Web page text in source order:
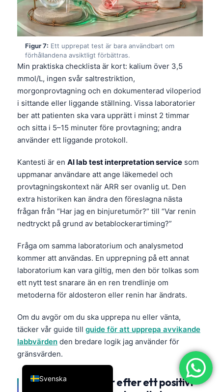
Figur 7: Ett upprepat test är bara användbart om
förhållandena avsiktligt förbättras.
Min praktiska checklista är kort: kalium över 3,5
mmol/L, ingen svår saltrestriktion,
morgonprovtagning och en dokumenterad viloperiod
i sittande eller liggande ställning. Vissa laboratorier
ber att patienten ska vara upprätt i minst 2 timmar
och sitta i 5–15 minuter före provtagning; andra
använder ett liggande protokoll.
Kantesti är en AI lab test interpretation service som
uppmanar användare att ange läkemedel och
provtagningskontext när ARR ser ovanlig ut. Den
extra historiken kan ändra den föreslagna nästa
frågan från “Har jag en binjuretumör?” till “Var renin
nedtryckt på grund av betablockerartiming?”
Fråga om samma laboratorium och analysmetod
kommer att användas. En upprepning på ett annat
laboratorium kan vara giltig, men den bör tolkas som
ett nytt test snarare än en ren trendlinje om
metoderna för aldosteron eller renin har ändrats.
Om du avgör om du ska upprepa nu eller vänta,
täcker vår guide till guide för att upprepa avvikande
labbvärden den bredare logik jag använder för
gränsvärden.
Bekräftande tester efter ett positivt
Svenska
Deutsch
العربية
Français
עִבְרִית
Italiano
Português
Türkçe
Română
简体中文
فارسی
Nederlands
हिन्दी
Bahasa Indonesia
Հայերեն
Íslenska
Српски језик
Bosanski
Azərbaycan dili